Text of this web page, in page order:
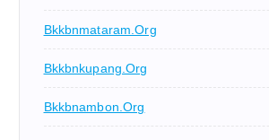
Bkkbnmataram.org
Bkkbnkupang.org
Bkkbnambon.org